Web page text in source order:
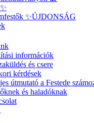
✨ÚJDONSÁG
információk
és csere
kérdések
útmutató a Festede
és haladóknak